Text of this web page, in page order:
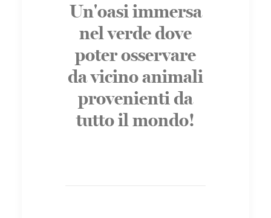
Un'oasi immersa
nel verde dove
poter osservare
da vicino animali
provenienti da
tutto il mondo!